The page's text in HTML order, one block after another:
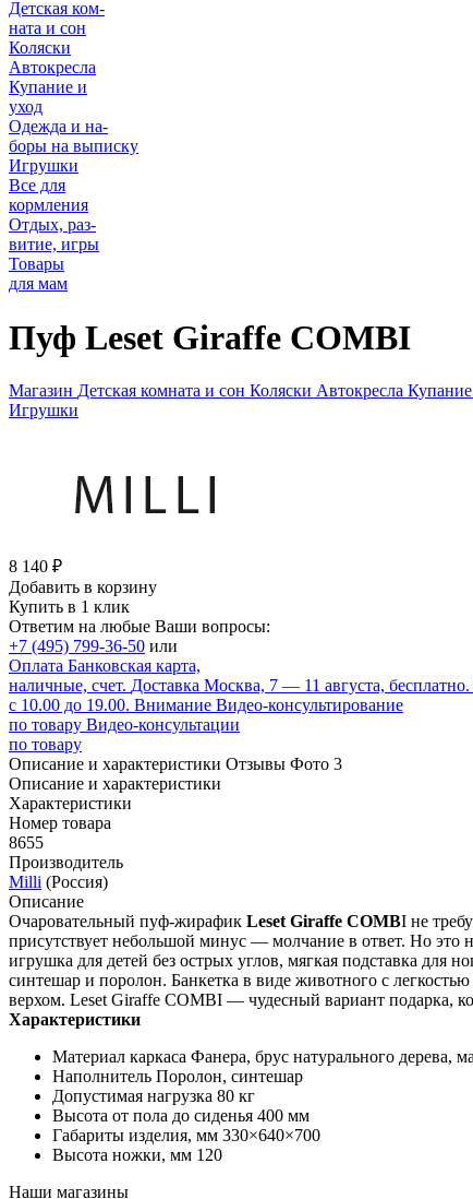
Детская ком-
ната и сон
Коляски
Автокресла
Купание и
уход
Одежда и на-
боры на выписку
Игрушки
Все для
кормления
Отдых, раз-
витие, игры
Товары
для мам
Пуф Leset Giraffe COMBI
Магазин Детская комната и сон Коляски Автокресла
Игрушки
8 140 ₽
Добавить в корзину
Купить в 1 клик
Ответим на любые Ваши вопросы:
+7 (495) 799-36-50 или
Оплата Банковская карта,
наличные, счет. Доставка Москва, 7 — 11 августа, бесплатно.
с 10.00 до 19.00. Внимание Видео-консультирование
по товару Видео-консультации
по товару
Описание и характеристики Отзывы Фото 3
Описание и характеристики
Характеристики
Номер товара
8655
Производитель
Milli (Россия)
Описание
Очаровательный пуф-жирафик Leset Giraffe COMBI не
присутствует небольшой минус — молчание в ответ. Но это
игрушка для детей без острых углов, мягкая подставка
синтешар и поролон. Банкетка в виде животного с
верхом. Leset Giraffe COMBI — чудесный вариант подарка,
Характеристики
Материал каркаса Фанера, брус натурального дерева,
Наполнитель Поролон, синтешар
Допустимая нагрузка 80 кг
Высота от пола до сиденья 400 мм
Габариты изделия, мм 330×640×700
Высота ножки, мм 120
Наши магазины